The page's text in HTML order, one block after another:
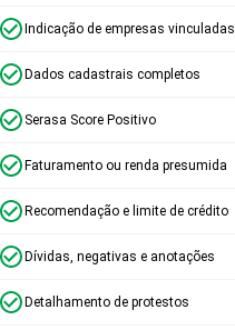
Indicação de empresas vinculadas
Dados cadastrais completos
Serasa Score Positivo
Faturamento ou renda presumida
Recomendação e limite de crédito
Dívidas, negativas e anotações
Detalhamento de protestos